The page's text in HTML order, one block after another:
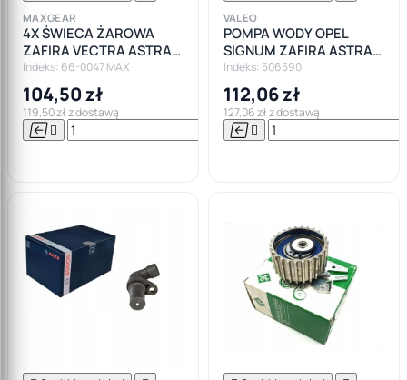
MAXGEAR
4X ŚWIECA ŻAROWA
ZAFIRA VECTRA ASTRA
1.9 150KM
Indeks: 66-0047 MAX
104,50 zł
119,50 zł z dostawą
  

VALEO
POMPA WODY OPEL
SIGNUM ZAFIRA ASTRA
VECTRA 1.9CDTI
Indeks: 506590
112,06 zł
127,06 zł z dostawą
 